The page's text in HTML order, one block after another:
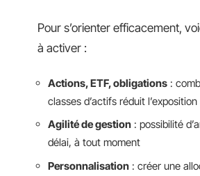
Pour s’orienter efficacement,
à activer :
Actions, ETF, obligations :
classes d’actifs réduit
Agilité de gestion : possibilité
délai, à tout moment
Personnalisation : créer une